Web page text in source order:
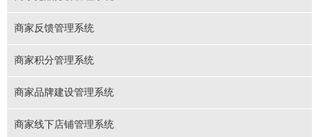
商家反馈管理系统
商家积分管理系统
商家品牌建设管理系统
商家线下店铺管理系统